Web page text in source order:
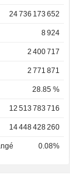
24 736 173 652
8 924
2 400 717
2 771 871
28.85 %
12 513 783 716
14 448 428 260
0.08%